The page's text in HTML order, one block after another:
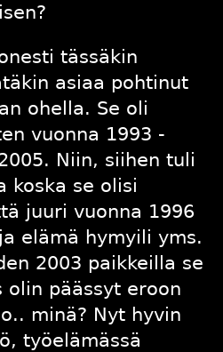
tässäkin
asiaa pohtinut
ohella. Se oli
vuonna 1993 -
Niin, siihen tuli
koska se olisi
juuri vuonna 1996
elämä hymyili yms.
2003 paikkeilla se
päässyt eroon
minä? Nyt hyvin
työelämässä